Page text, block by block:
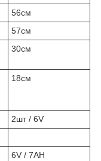
56см
57см
30см
18см
2шт / 6V
6V / 7AH